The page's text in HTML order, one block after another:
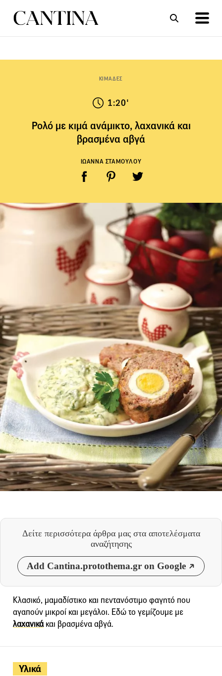
ΚΙΜΑΔΕΣ
1:20'
Ρολό με κιμά ανάμικτο, λαχανικά και
βρασμένα αβγά
ΙΩΑΝΝΑ ΣΤΑΜΟΥΛΟΥ
Δείτε περισσότερα άρθρα μας στα αποτελέσματα
αναζήτησης
Add Cantina.protothema.gr on Google
Υλικά
Κλασικό, μαμαδίστικο και πεντανόστιμο φαγητό που
αγαπούν μικροί και μεγάλοι. Εδώ το γεμίζουμε με
λαχανικάκαι βρασμένα αβγά.